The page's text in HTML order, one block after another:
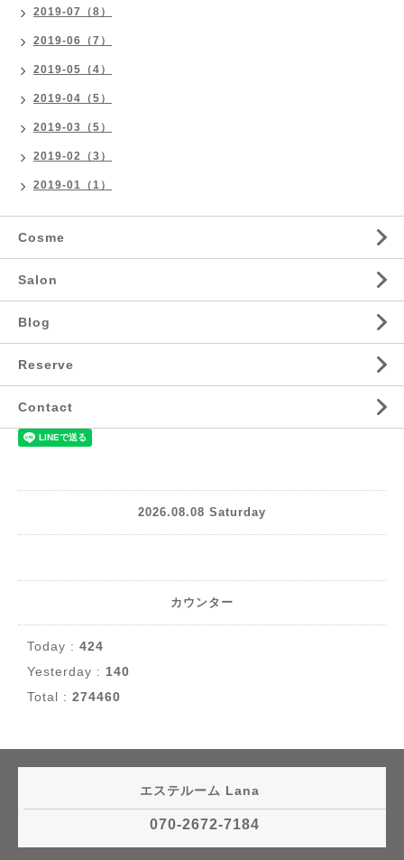
2019-07（8）
2019-06（7）
2019-05（4）
2019-04（5）
2019-03（5）
2019-02（3）
2019-01（1）
Cosme
Salon
Blog
Reserve
Contact
2026.08.08 Saturday
カウンター
Today : 424
Yesterday : 140
Total : 274460
エステルーム Lana
070-2672-7184